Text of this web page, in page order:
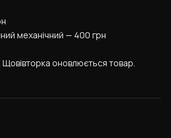
механічний — 400 грн
оновлюється товар.